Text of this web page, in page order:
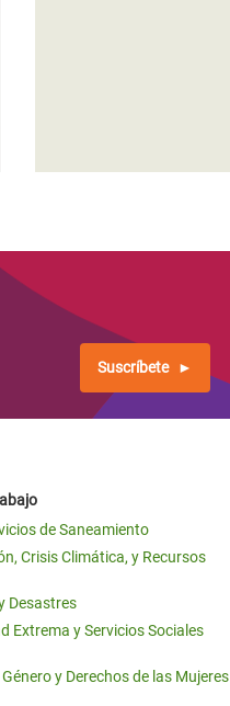
Suscríbete
de Saneamiento
Crisis Climática, y Recursos
Desastres
Extrema y Servicios Sociales
y Derechos de las Mujeres